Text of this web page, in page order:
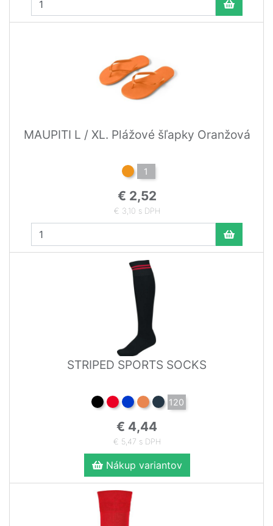
MAUPITI L / XL. Plážové šľapky Oranžová
1
€ 2,52
€ 3,10 s DPH
STRIPED SPORTS SOCKS
120
€ 4,44
€ 5,47 s DPH
Nákup variantov